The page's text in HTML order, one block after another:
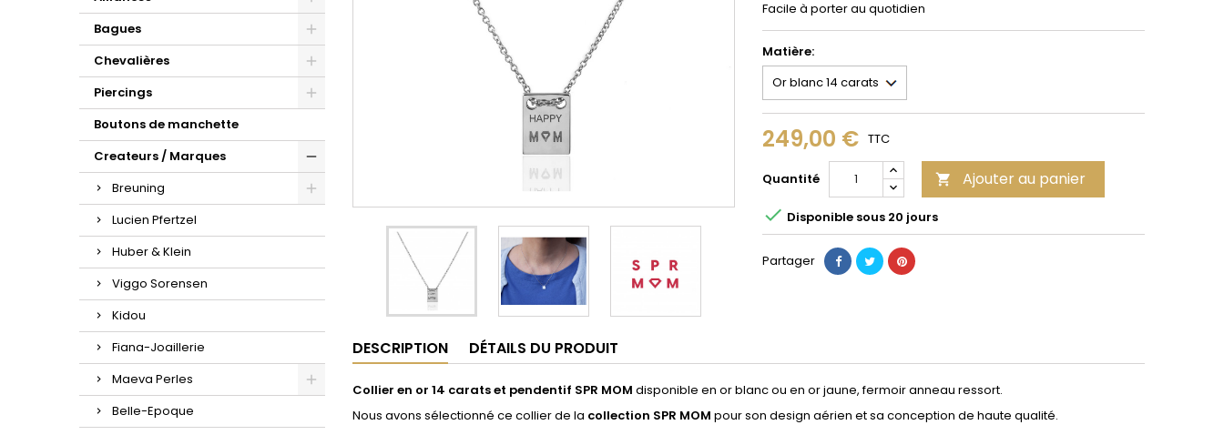
d'oreilles or et zirconium.
la sublime maille gourmette.
croix à porter au quotidien.
Bagues
Chevalières
Piercings
Boutons de manchette
Createurs / Marques
Breuning
Lucien Pfertzel
Huber & Klein
Viggo Sorensen
Kidou
Fiana-Joaillerie
Maeva Perles
Belle-Epoque
Facile à porter au quotidien
Matière:
249,00 € TTC
Quantité  Ajouter au panier
 Disponible sous 20 jours
Partager
DESCRIPTION DÉTAILS DU PRODUIT
Collier en or 14 carats et pendentif SPR MOM disponible en or blanc ou en or jaune, fermoir anneau ressort.
Nous avons sélectionné ce collier de la collection SPR MOM pour son design aérien et sa conception de haute qualité.